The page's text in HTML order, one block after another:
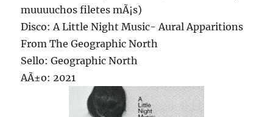
muuuuchos filetes mÃ¡s)
Disco: A Little Night Music- Aural Apparitions
From The Geographic North
Sello: Geographic North
AÃ±o: 2021